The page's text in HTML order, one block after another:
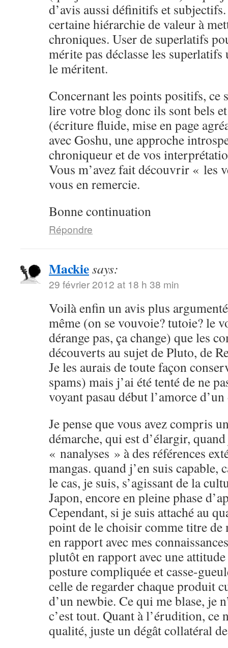
d’avis aussi définitifs et
certaine hiérarchie de valeur à
chroniques. User de superlatifs
mérite pas déclasse les
le méritent.
Concernant les points positifs, ce
lire votre blog donc ils sont bels
(écriture fluide, mise en page
avec Goshu, une approche
chroniqueur et de vos
Vous m’avez fait découvrir « les
vous en remercie.
Bonne continuation
Répondre
Mackiesays:
29 février 2012 at 18 h 38 min
Voilà enfin un avis plus
même (on se vouvoie? tutoie? le
dérange pas, ça change) que les
découverts au sujet de Pluto, de
Je les aurais de toute façon
spams) mais j’ai été tenté de ne
voyant pasau début l’amorce
Je pense que vous avez compris
démarche, qui est d’élargir,
« nanalyses » à des références
mangas. quand j’en suis capable,
le cas, je suis, s’agissant de la
Japon, encore en pleine phase
Cependant, si je suis attaché au
point de le choisir comme titre de
en rapport avec mes
plutôt en rapport avec une
posture compliquée et casse-
celle de regarder chaque produit
d’un newbie. Ce qui me blase, je
c’est tout. Quant à l’érudition, ce
qualité, juste un dégât collatéral